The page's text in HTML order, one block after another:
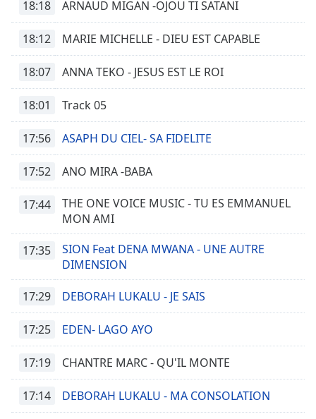
18:18 ARNAUD MIGAN -OJOU TI SATANI
18:12 MARIE MICHELLE - DIEU EST CAPABLE
18:07 ANNA TEKO - JESUS EST LE ROI
18:01 Track 05
17:56 ASAPH DU CIEL- SA FIDELITE
17:52 ANO MIRA -BABA
17:44
THE ONE VOICE MUSIC - TU ES EMMANUEL
MON AMI
17:35
SION Feat DENA MWANA - UNE AUTRE
DIMENSION
17:29 DEBORAH LUKALU - JE SAIS
17:25 EDEN- LAGO AYO
17:19 CHANTRE MARC - QU'IL MONTE
17:14 DEBORAH LUKALU - MA CONSOLATION